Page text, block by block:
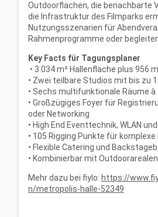
Outdoorflächen, die benachbarte
die Infrastruktur des Filmparks
Nutzungsszenarien für
Rahmenprogramme oder
Key Facts für Tagungsplaner
• 3.034 m² Hallenfläche plus 956
• Zwei teilbare Studios mit bis zu
• Sechs multifunktionale Räume à
• Großzügiges Foyer für
oder Networking
• High End Eventtechnik, WLAN
• 105 Rigging Punkte für
• Flexible Catering und
• Kombinierbar mit
Mehr dazu bei fiylo: https://
n/metropolis-halle-52349